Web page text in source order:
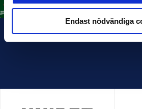
Endast nödvändiga
3 JUL 2026